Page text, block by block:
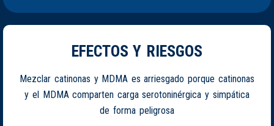
EFECTOS Y RIESGOS
Mezclar catinonas y MDMA es arriesgado porque catinonas
y el MDMA comparten carga serotoninérgica y simpática
de forma peligrosa